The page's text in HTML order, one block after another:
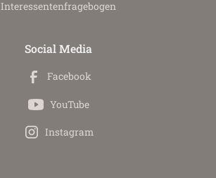
Interessenten­fragebogen
Social Media
Facebook
YouTube
Instagram